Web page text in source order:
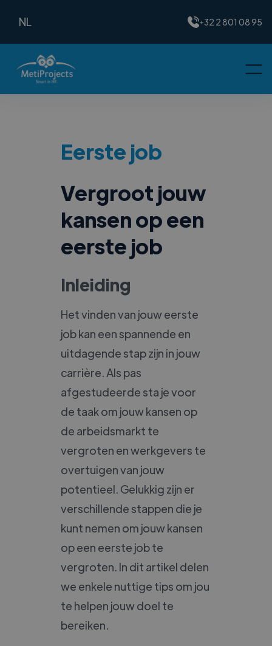
NL +32 2 801 08 95
Eerste job
Vergroot jouw
kansen op een
eerste job
Inleiding
Het vinden van jouw eerste
job kan een spannende en
uitdagende stap zijn in jouw
carrière. Als pas
afgestudeerde sta je voor
de taak om jouw kansen op
de arbeidsmarkt te
vergroten en werkgevers te
overtuigen van jouw
potentieel. Gelukkig zijn er
verschillende stappen die je
kunt nemen om jouw kansen
op een eerste job te
vergroten. In dit artikel delen
we enkele nuttige tips om jou
te helpen jouw doel te
bereiken.